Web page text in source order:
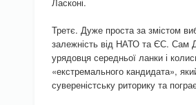
Третє. Дуже проста за змістом
залежність від НАТО та ЄС. Сам
урядовця середньої ланки і
«екстремального кандидата»,
сувереністську риторику та